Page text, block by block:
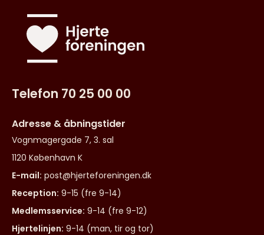
Telefon 70 25 00 00
Adresse & åbningstider
Vognmagergade 7, 3. sal
1120 København K
E-mail: post@hjerteforeningen.dk
Reception: 9-15 (fre 9-14)
Medlemsservice: 9-14 (fre 9-12)
Hjertelinjen: 9-14 (man, tir og tor)